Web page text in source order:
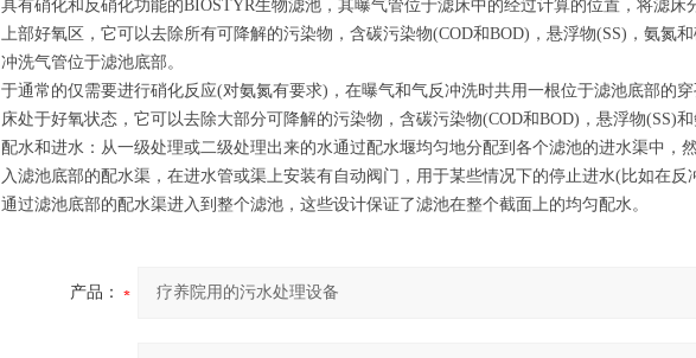
具有硝化和反硝化功能的BIOSTYR生物滤池，其曝气管位于滤床中的经过计算的位置，将滤床
上部好氧区，它可以去除所有可降解的污染物，含碳污染物(COD和BOD)，悬浮物(SS)，氨氮
冲洗气管位于滤池底部。
于通常的仅需要进行硝化反应(对氨氮有要求)，在曝气和气反冲洗时共用一根位于滤池底部的
床处于好氧状态，它可以去除大部分可降解的污染物，含碳污染物(COD和BOD)，悬浮物(SS)和
配水和进水：从一级处理或二级处理出来的水通过配水堰均匀地分配到各个滤池的进水渠中，
入滤池底部的配水渠，在进水管或渠上安装有自动阀门，用于某些情况下的停止进水(比如在反
通过滤池底部的配水渠进入到整个滤池，这些设计保证了滤池在整个截面上的均匀配水。
产品：